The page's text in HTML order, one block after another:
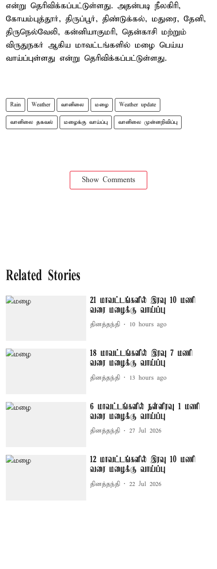
என்று தெரிவிக்கப்பட்டுள்ளது. அதன்படி நீலகிரி,
கோயம்புத்தூர், திருப்பூர், திண்டுக்கல், மதுரை, தேனி,
திருநெல்வேலி, கன்னியாகுமரி, தென்காசி மற்றும்
விருதுநகர் ஆகிய மாவட்டங்களில் மழை பெய்ய
வாய்ப்புள்ளது என்று தெரிவிக்கப்பட்டுள்ளது.
Rain Weather வானிலை மழை Weather update
வானிலை தகவல் மழைக்கு வாய்ப்பு வானிலை முன்னறிவிப்பு
Show Comments
Related Stories
21 மாவட்டங்களில் இரவு 10 மணி
வரை மழைக்கு வாய்ப்பு
தினத்தந்தி 10 hours ago
18 மாவட்டங்களில் இரவு 7 மணி
வரை மழைக்கு வாய்ப்பு
தினத்தந்தி 13 hours ago
6 மாவட்டங்களில் நள்ளிரவு 1 மணி
வரை மழைக்கு வாய்ப்பு
தினத்தந்தி 27 Jul 2026
12 மாவட்டங்களில் இரவு 10 மணி
வரை மழைக்கு வாய்ப்பு
தினத்தந்தி 22 Jul 2026